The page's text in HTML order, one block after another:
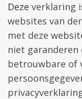
Deze verklaring
websites van
met deze
niet garanderen
betrouwbare of